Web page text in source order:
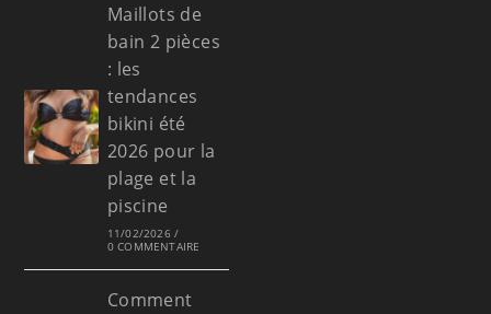
Maillots de
bain 2 pièces
: les
tendances
bikini été
2026 pour la
plage et la
piscine
11/02/2026 /
0 COMMENTAIRE
Comment